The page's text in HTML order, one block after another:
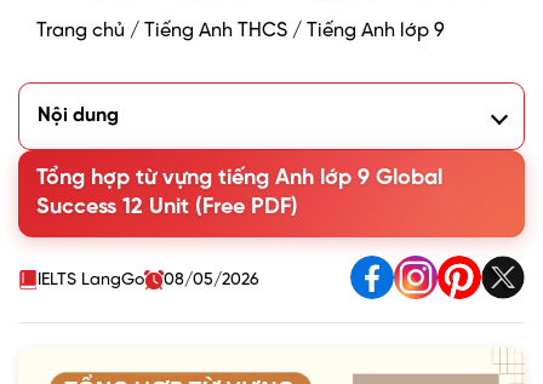
Trang chủ / Tiếng Anh THCS / Tiếng Anh lớp 9
Nội dung
1.1. Từ vựng tiếng Anh lớp 9 Unit 1 - Local Community
1.2. Từ vựng tiếng Anh lớp 9 Unit 2 - City Life
1.4. Từ vựng tiếng Anh lớp 9 Unit 4 - Remembering the
Tổng hợp từ vựng tiếng Anh lớp 9 Global
Success 12 Unit (Free PDF)
IELTS LangGo 08/05/2026